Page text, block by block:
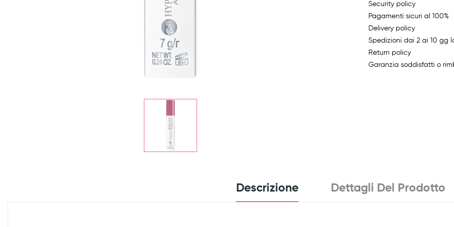
Security policy
Pagamenti sicuri al 100%
Delivery policy
Spedizioni dai 2 ai 10 gg
Return policy
Garanzia soddisfatti o
Descrizione Dettagli Del Prodotto